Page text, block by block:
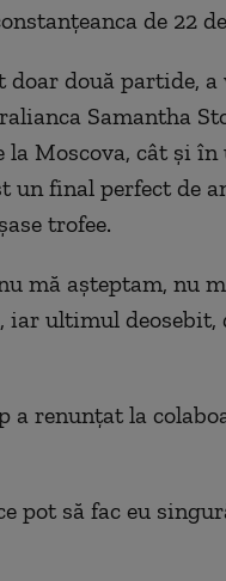
de 22
doar două partide,
Samantha
la Moscova, cât și
un final perfect de
trofee.
mă așteptam, nu
ultimul deosebit,
renunțat la
pot să fac eu